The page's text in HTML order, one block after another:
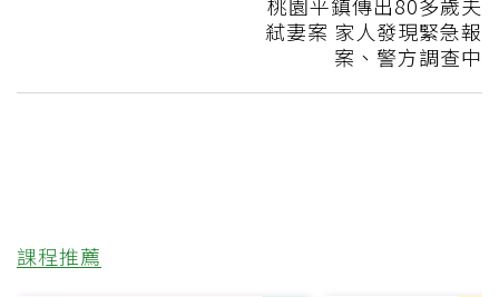
桃園平鎮傳出80多歲夫
弒妻案 家人發現緊急報
案、警方調查中
課程推薦